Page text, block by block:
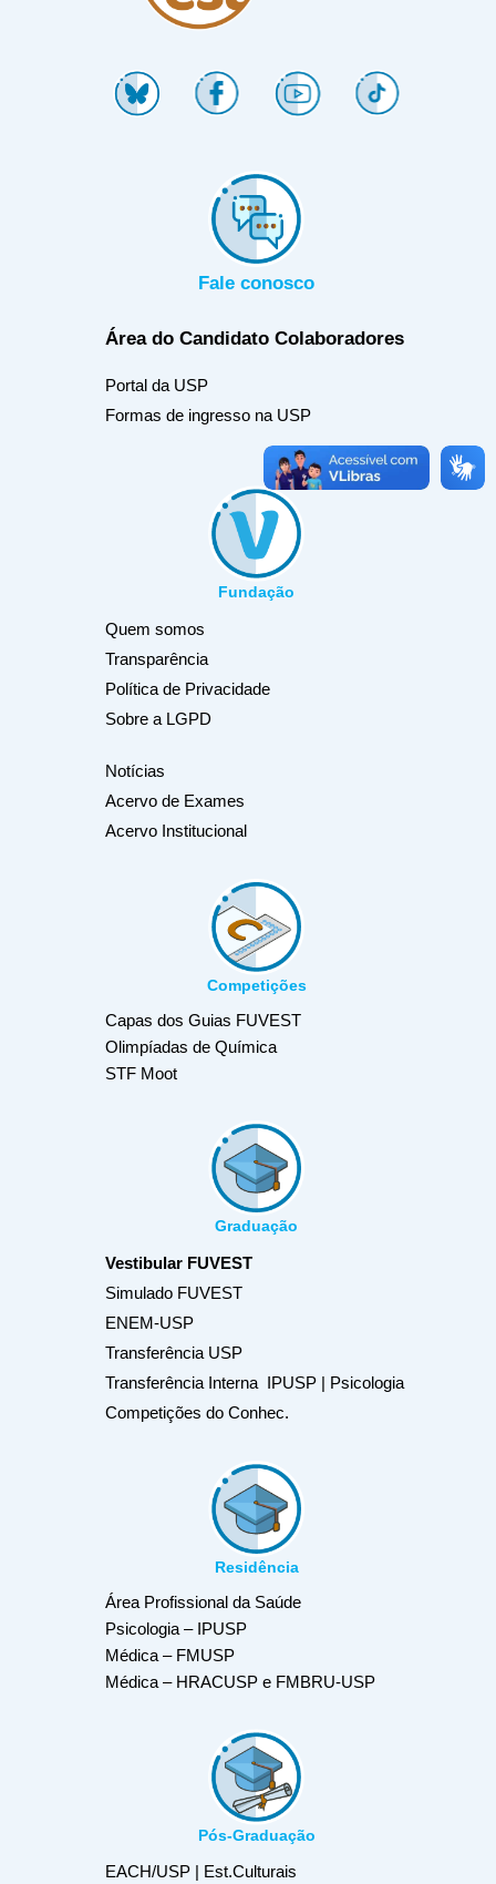
Fale conosco
Área do Candidato Colaboradores
Portal da USP
Formas de ingresso na USP
Fundação
Quem somos
Transparência
Política de Privacidade
Sobre a LGPD
Notícias
Acervo de Exames
Acervo Institucional
Competições
Capas dos Guias FUVEST
Olimpíadas de Química
STF Moot
Graduação
Vestibular FUVEST
Simulado FUVEST
ENEM-USP
Transferência USP
Transferência Interna IPUSP | Psicologia
Competições do Conhec.
Residência
Área Profissional da Saúde
Psicologia – IPUSP
Médica – FMUSP
Médica – HRACUSP e FMBRU-USP
Pós-Graduação
EACH/USP | Est.Culturais